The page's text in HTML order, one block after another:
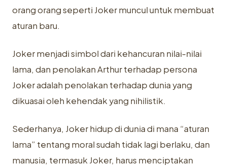
orang orang seperti Joker muncul untuk membuat
aturan baru.
Joker menjadi simbol dari kehancuran nilai-nilai
lama, dan penolakan Arthur terhadap persona
Joker adalah penolakan terhadap dunia yang
dikuasai oleh kehendak yang nihilistik.
Sederhanya, Joker hidup di dunia di mana “aturan
lama” tentang moral sudah tidak lagi berlaku, dan
manusia, termasuk Joker, harus menciptakan